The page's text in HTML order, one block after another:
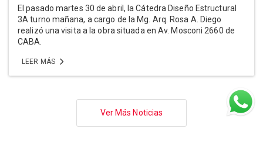
El pasado martes 30 de abril, la Cátedra Diseño Estructural
3A turno mañana, a cargo de la Mg. Arq. Rosa A. Diego
realizó una visita a la obra situada en Av. Mosconi 2660 de
CABA.
LEER MÁS
Ver Más Noticias